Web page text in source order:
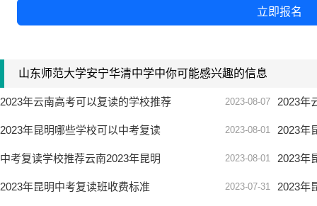
立即报名
山东师范大学安宁华清中学中你可能感兴趣的信息
2023年云南高考可以复读的学校推荐 2023-08-07 2023年
2023年昆明哪些学校可以中考复读 2023-08-01 2023年
中考复读学校推荐云南2023年昆明 2023-08-01 2023年
2023年昆明中考复读班收费标准 2023-07-31 2023年